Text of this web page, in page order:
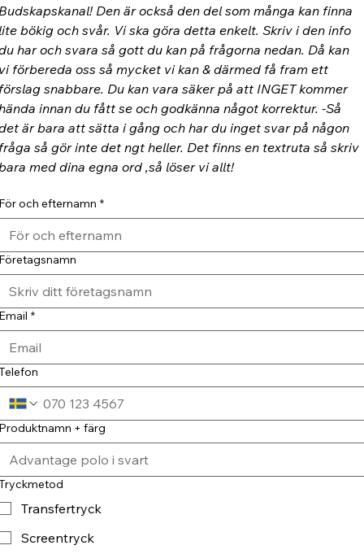
Den är också den del som många kan finna
bökig och svår. Vi ska göra detta enkelt. Skriv i den info
har och svara så gott du kan på frågorna nedan. Då kan
förbereda oss så mycket vi kan & därmed få fram ett
snabbare. Du kan vara säker på att INGET kommer
innan du fått se och godkänna något korrektur. -Så
är bara att sätta i gång och har du inget svar på någon
så gör inte det ngt heller. Det finns en textruta så skriv
med dina egna ord ,så löser vi allt!
och efternamn *
*
+ färg
Transfertryck
Screentryck